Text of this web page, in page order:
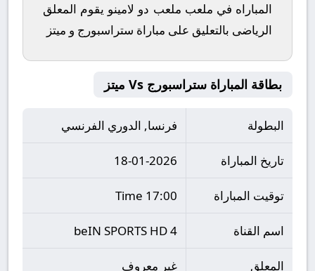
المباراه في ملعب ملعب دو لامينو يقوم المعلق
الرياضى بالتعليق على مباراة ستراسبورج و ميتز
بطاقة المباراة ستراسبورج Vs ميتز
البطولة فرنسا, الدوري الفرنسي
تاريخ المباراة 18-01-2026
توقيت المباراة 17:00 Time
اسم القناة beIN SPORTS HD 4
المعلق غير معروف